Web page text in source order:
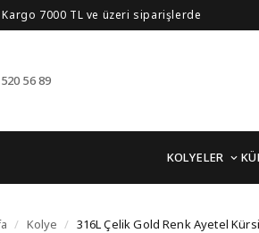
7000 TL ve üzeri siparişlerde
56 89
KOLYELER
Gold Renk
/ Kolye / 316L Çelik Gold Renk Ayetel Kürsi